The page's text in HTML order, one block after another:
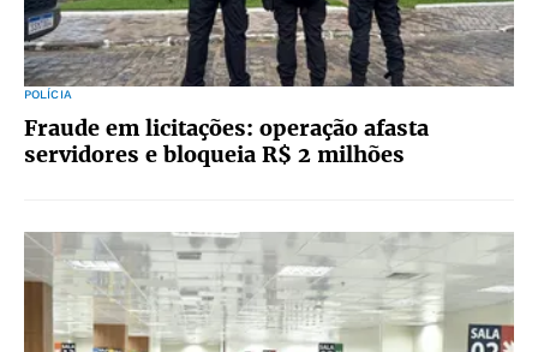
POLÍCIA
Fraude em licitações: operação afasta
servidores e bloqueia R$ 2 milhões